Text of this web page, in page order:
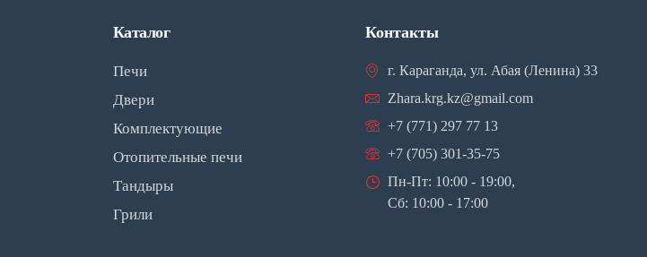
Каталог
Печи
Двери
Комплектующие
Отопительные печи
Тандыры
Грили
Контакты
г. Караганда, ул. Абая (Ленина) 33
Zhara.krg.kz@gmail.com
+7 (771) 297 77 13
+7 (705) 301-35-75
Пн-Пт: 10:00 - 19:00,
Сб: 10:00 - 17:00